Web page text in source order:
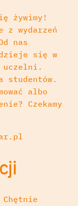
żywimy!
z wydarzeń
nas
się w
uczelni.
studentów.
albo
Czekamy
Chętnie